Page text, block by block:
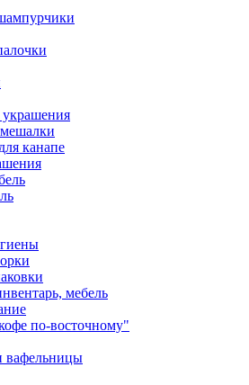
канапе
мебель
по-восточному"